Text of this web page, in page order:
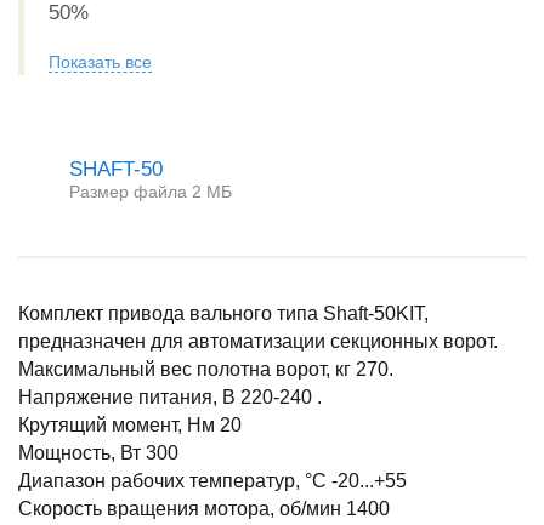
50%
Показать все
SHAFT-50
Размер файла 2 МБ
Комплект привода вaльного типа Shaft-50KIT,
предназначен для автомaтизации секционных ворот.
Максимальный вес полотна ворот, кг 270.
Напряжение питания, В 220-240 .
Крутящий момент, Нм 20
Мощность, Вт 300
Диапазон рабочих температур, °С -20...+55
Скорость вращения мотора, об/мин 1400